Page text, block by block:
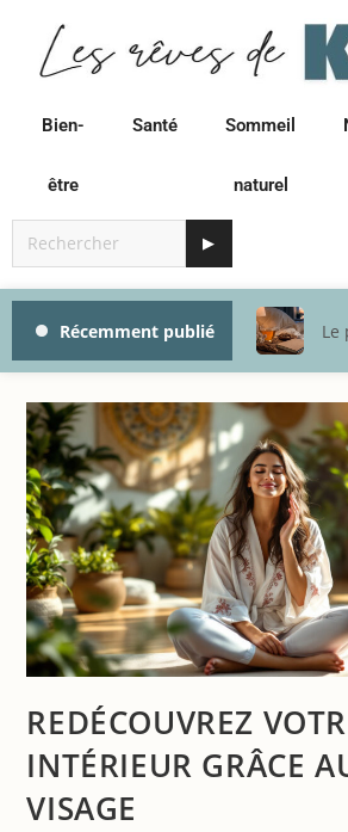
Bien-
être
Santé Sommeil
naturel
▶
Récemment publié Le
REDÉCOUVREZ
INTÉRIEUR GRÂCE
VISAGE